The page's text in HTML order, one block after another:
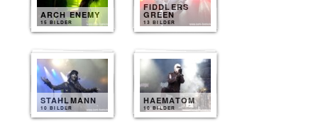
ARCH ENEMY
15 BILDER
FIDDLERS
GREEN
13 BILDER
STAHLMANN
10 BILDER
HAEMATOM
10 BILDER